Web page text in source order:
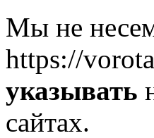
Мы не несем
https://
указывать
сайтах.